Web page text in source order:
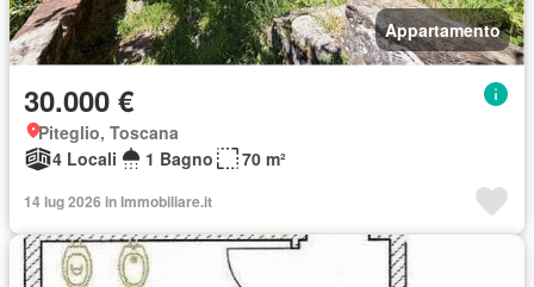
Appartamento
30.000 €
Piteglio, Toscana
4 Locali
1 Bagno 70 m²
14 lug 2026 in Immobiliare.it